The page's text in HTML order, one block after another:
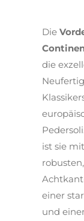
Die
die
ist sie
einer
und